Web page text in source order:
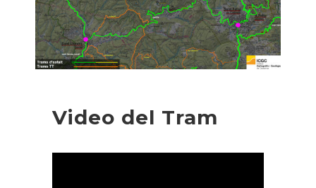
Video del Tram